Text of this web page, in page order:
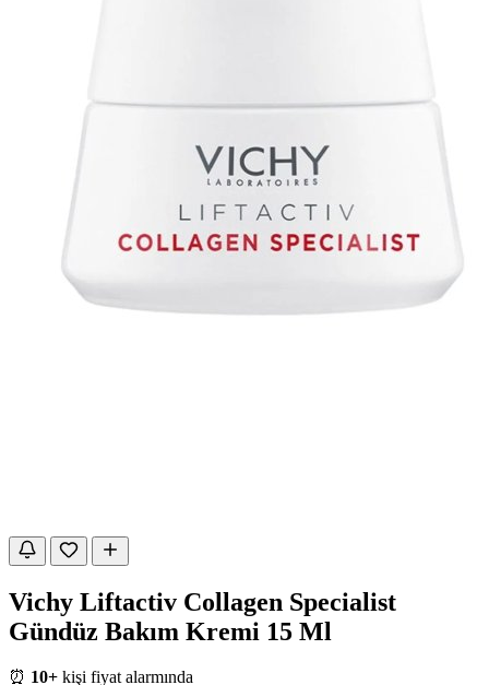
Vichy Liftactiv Collagen Specialist
Gündüz Bakım Kremi 15 Ml
⏰ 10+ kişi fiyat alarmında